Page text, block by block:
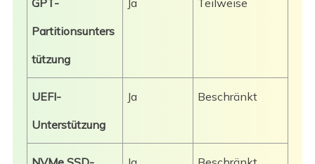
Partitionsunters
tützung
UEFI-
Unterstützung
Ja Beschränkt